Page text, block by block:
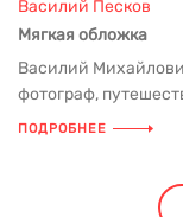
Василий Песков
Мягкая обложка
Василий
фотограф,
ПОДРОБНЕЕ